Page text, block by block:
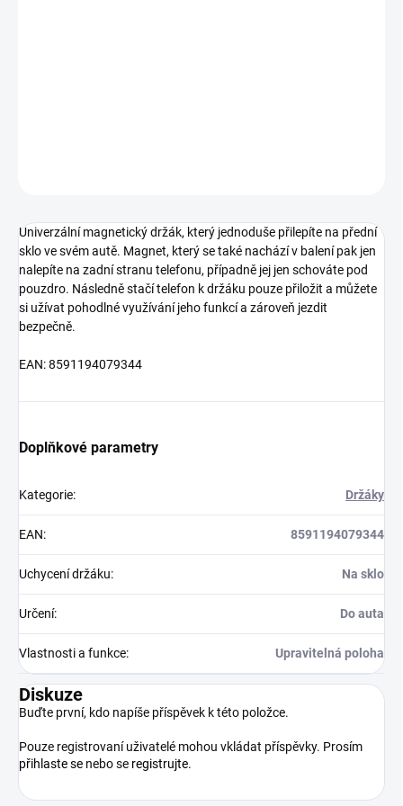
Univerzální magnetický držák, který jednoduše přilepíte na přední
sklo ve svém autě. Magnet, který se také nachází v balení pak jen
nalepíte na zadní stranu telefonu, případně jej jen schováte pod
pouzdro. Následně stačí telefon k držáku pouze přiložit a můžete
si užívat pohodlné využívání jeho funkcí a zároveň jezdit
bezpečně.
EAN: 8591194079344
Doplňkové parametry
Kategorie: Držáky
EAN: 8591194079344
Uchycení držáku: Na sklo
Určení: Do auta
Vlastnosti a funkce: Upravitelná poloha
Diskuze
Buďte první, kdo napíše příspěvek k této položce.
Pouze registrovaní uživatelé mohou vkládat příspěvky. Prosím
přihlaste se nebo se registrujte.